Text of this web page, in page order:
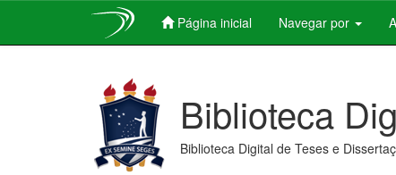
Página inicial Navegar por
Biblioteca
Biblioteca Digital de Teses e